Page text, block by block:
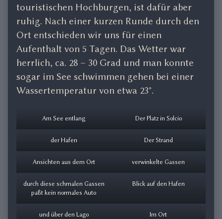
touristischen Hochburgen, ist dafür aber
ruhig. Nach einer kurzen Runde durch den
Ort entschieden wir uns für einen
Aufenthalt von 5 Tagen. Das Wetter war
herrlich, ca. 28 – 30 Grad und man konnte
sogar im See schwimmen gehen bei einer
Wassertemperatur von etwa 23°.
Am See entlang Der Platz in Solcio
der Hafen Der Strand
Ansichten aus dem Ort verwinkelte Gassen
durch diese schmalen Gassen
paßt kein normales Auto
Blick auf den Hafen
und über den Lago Im Ort